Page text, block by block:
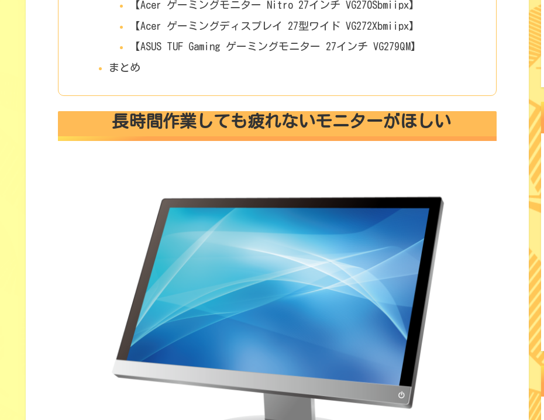
【Acer ゲーミングモニター Nitro 27インチ VG270Sbmiipx】
【Acer ゲーミングディスプレイ 27型ワイド VG272Xbmiipx】
【ASUS TUF Gaming ゲーミングモニター 27インチ VG279QM】
まとめ
長時間作業しても疲れないモニターがほしい